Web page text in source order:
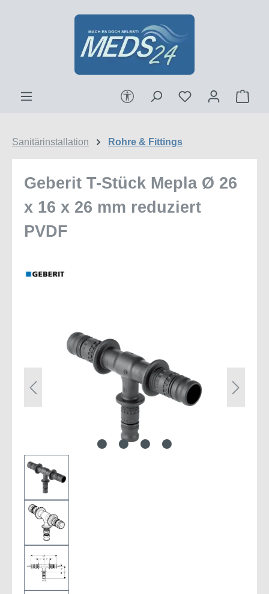
Zum Hauptinhalt springen
Werkzeugleiste anzeigen
Sanitärinstallation Rohre & Fittings
Geberit T-Stück Mepla Ø 26
x 16 x 26 mm reduziert
PVDF